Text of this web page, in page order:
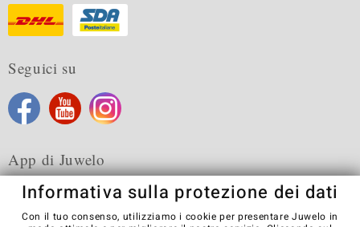
Seguici su
App di Juwelo
Informativa sulla protezione dei dati
Con il tuo consenso, utilizziamo i cookie per presentare Juwelo in